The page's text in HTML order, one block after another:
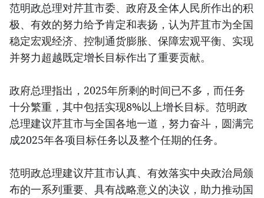
范明政总理对芹苴市委、政府及全体人民所作出的积
极、有效的努力给予肯定和表扬，认为芹苴市为全国
稳定宏观经济、控制通货膨胀、保障宏观平衡、实现
并努力超越既定增长目标作出了重要贡献。
政府总理指出，2025年所剩的时间已不多，而任务
十分繁重，其中包括实现8%以上增长目标。范明政
总理建议芹苴市与全国各地一道，努力奋斗，圆满完
成2025年各项目标任务以及整个任期的任务。
范明政总理建议芹苴市认真、有效落实中央政治局颁
布的一系列重要、具有战略意义的决议，助力推动国